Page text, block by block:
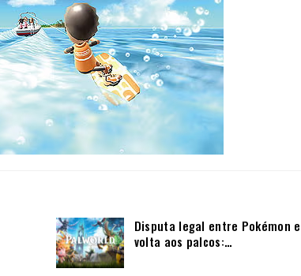
Disputa legal entre Pokémon
volta aos palcos:…